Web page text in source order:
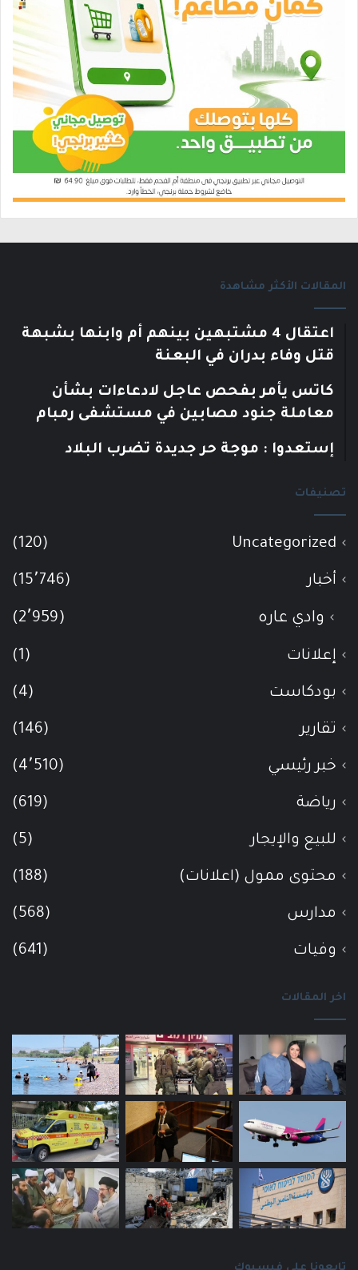
المقالات الأكثر مشاهدة
اعتقال 4 مشتبهين بينهم أم وابنها بشبهة
قتل وفاء بدران في البعنة
كاتس يأمر بفحص عاجل لادعاءات بشأن
معاملة جنود مصابين في مستشفى رمبام
إستعدوا : موجة حر جديدة تضرب البلاد
تصنيفات
Uncategorized
(120)
أخبار (15٬746)
وادي عاره (2٬959)
إعلانات (1)
بودكاست (4)
تقارير (146)
خبر رئيسي (4٬510)
رياضة (619)
للبيع والإيجار (5)
محتوى ممول (اعلانات) (188)
مدارس (568)
وفيات (641)
اخر المقالات